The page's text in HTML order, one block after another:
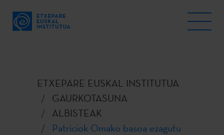
ETXEPARE EUSKAL INSTITUTUA
GAURKOTASUNA
ALBISTEAK
Patriciok Omako basoa ezagutu